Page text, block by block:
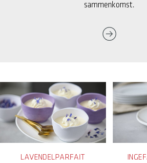
sammenkomst.
LAVENDELPARFAIT